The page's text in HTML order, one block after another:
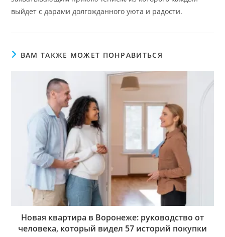
выйдет с дарами долгожданного уюта и радости.
ВАМ ТАКЖЕ МОЖЕТ ПОНРАВИТЬСЯ
Новая квартира в Воронеже: руководство от
человека, который видел 57 историй покупки